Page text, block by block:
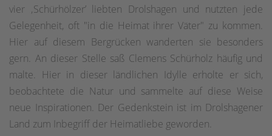
vier ‚Schürhölzer’ liebten Drolshagen und nutzten jede
Gelegenheit, oft "in die Heimat ihrer Väter" zu kommen.
Hier auf diesem Bergrücken wanderten sie besonders
gern. An dieser Stelle saß Clemens Schürholz häufig und
malte. Hier in dieser ländlichen Idylle erholte er sich,
beobachtete die Natur und sammelte auf diese Weise
neue Inspirationen. Der Gedenkstein ist im Drolshagener
Land zum Inbegriff der Heimatliebe geworden.